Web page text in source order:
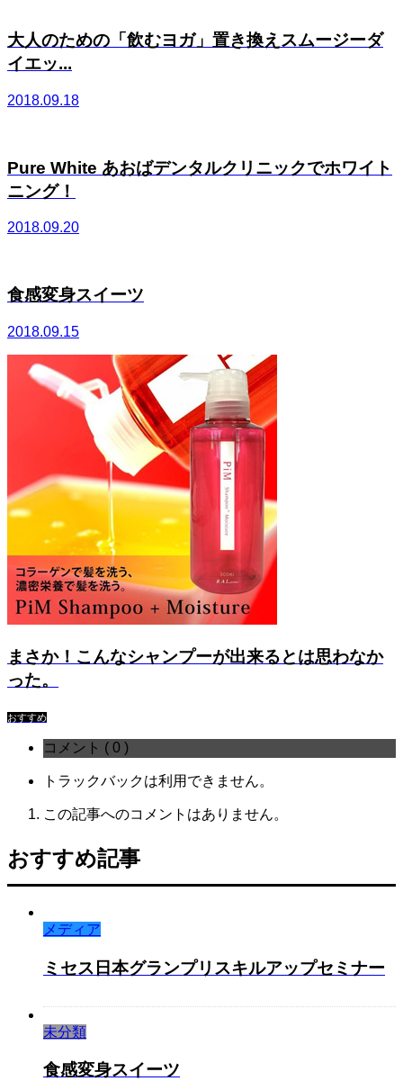
大人のための「飲むヨガ」置き換えスムージーダ
イエッ...
2018.09.18
Pure White あおばデンタルクリニックでホワイト
ニング！
2018.09.20
食感変身スイーツ
2018.09.15
まさか！こんなシャンプーが出来るとは思わなか
った。
おすすめ
コメント ( 0 )
トラックバックは利用できません。
この記事へのコメントはありません。
おすすめ記事
メディア
ミセス日本グランプリスキルアップセミナー
未分類
食感変身スイーツ